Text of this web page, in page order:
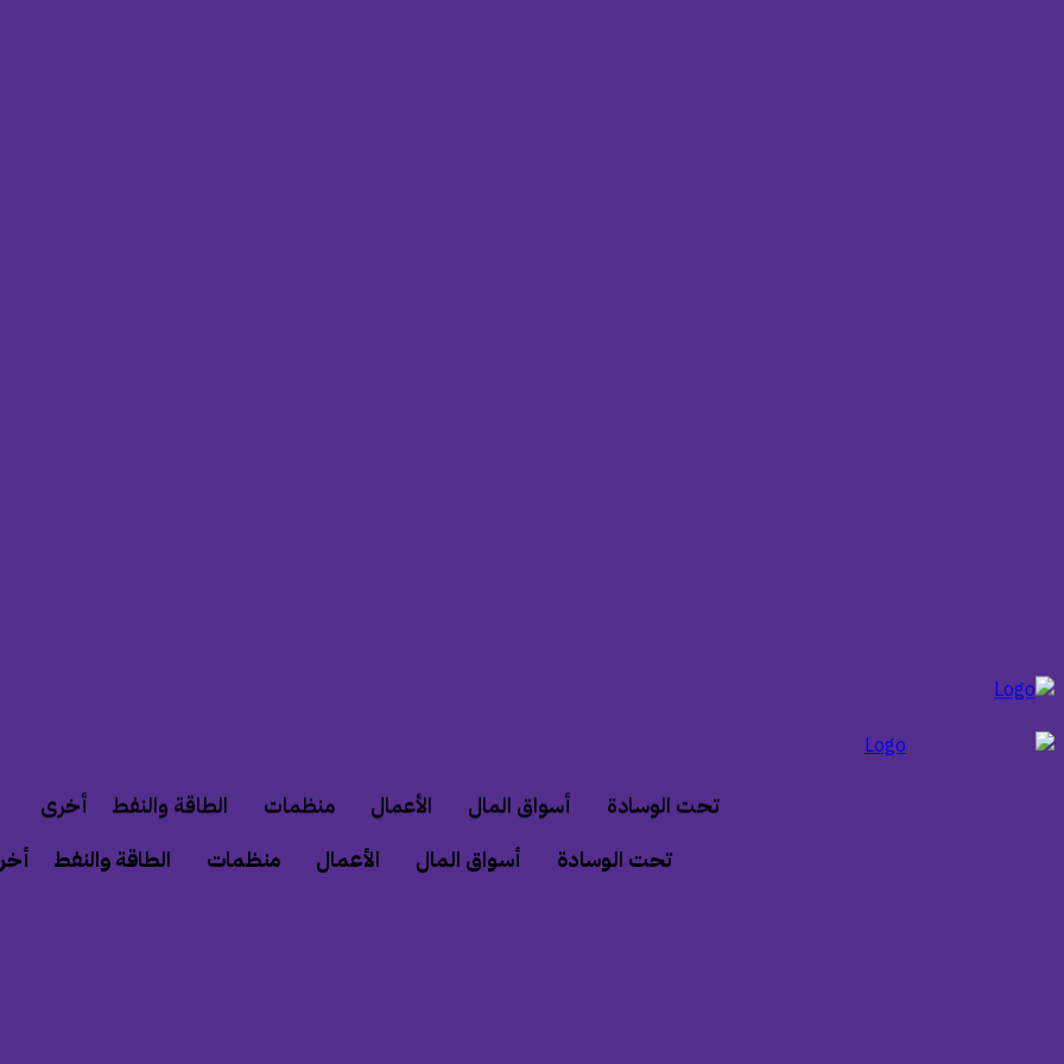
تحت الوسادة أسواق المال الأعمال منظمات الطاقة والنفط
تحت الوسادة أسواق المال الأعمال منظمات الطاقة والنفط أخرى